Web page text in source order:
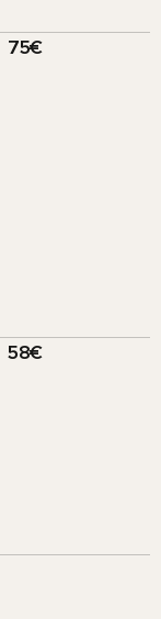
75€
58€